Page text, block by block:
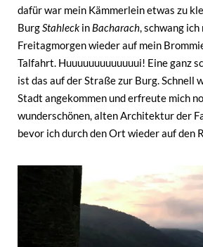
dafür war mein Kämmerlein etwas zu
BurgStahleck in Bacharach, schwang ich
Freitagmorgen wieder auf mein
Talfahrt. Huuuuuuuuuuuuui! Eine ganz
ist das auf der Straße zur Burg. Schnell
Stadt angekommen und erfreute mich
wunderschönen, alten Architektur der
bevor ich durch den Ort wieder auf den